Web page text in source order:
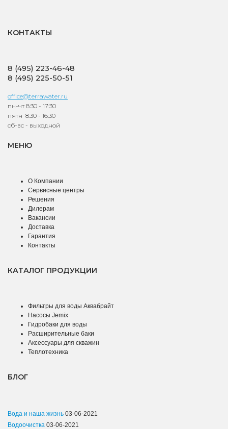
КОНТАКТЫ
8 (495) 223-46-48
8 (495) 225-50-51
office@terrawater.ru
пн-чт 8:30 - 17:30
пятн 8:30 - 16:30
сб-вс - выходной
МЕНЮ
О Компании
Сервисные центры
Решения
Дилерам
Вакансии
Доставка
Гарантия
Контакты
КАТАЛОГ ПРОДУКЦИИ
Фильтры для воды Аквабрайт
Насосы Jemix
Гидробаки для воды
Расширительные баки
Аксессуары для скважин
Теплотехника
БЛОГ
Вода и наша жизнь 03-06-2021
Водоочистка 03-06-2021